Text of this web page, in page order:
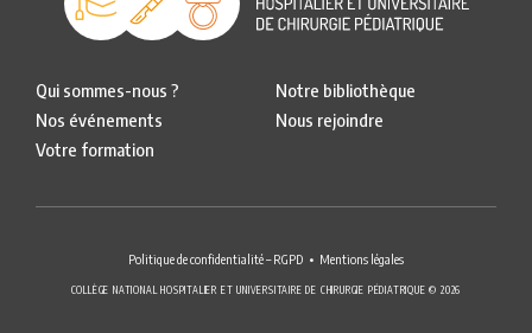
Qui sommes-nous ?
Nos événements
Votre formation
Notre bibliothèque
Nous rejoindre
Politique de confidentialité – RGPD Mentions légales
COLLÈGE NATIONAL HOSPITALIER ET UNIVERSITAIRE DE CHIRURGIE PÉDIATRIQUE © 2026